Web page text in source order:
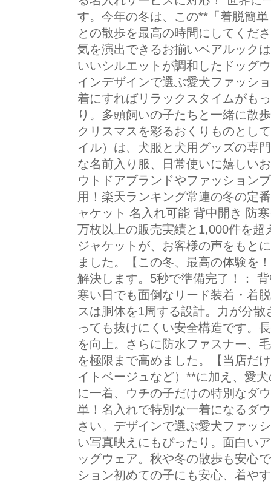
す。今年の冬は、この**「着脱簡
との散歩を最高の時間にしてくだ
気を演出できるお揃いペアルック
いいシルエットが調和したドッグ
インデザインで選ぶ愛犬ファッシ
着にすればリラックスタイムがも
り。多頭飼いの子たちと一緒に散
クリスマスを彩るおくりものとし
イル）は、犬服と犬用グッズの専
な名前入り服、日常使いに嬉しい
ウトドアブランドやファッション
用！楽天ランキング常連の冬の定
ャケット 名入れ可能 背中開き 防
万枚以上の販売実績と1,000件を
ジャケットが、お客様の声をもと
ました。【この冬、最高の体験を
解決します。5秒で準備完了！：
寒い日でも面倒なリード装着・着
スは胴体を1周する設計。力が分
っても抜けにくい安全構造です。
を向上。さらに防水ファスナー、
を極限まで高めました。【当店だ
イトベージュなど）**に加え、愛
に一着、ウチの子だけの特別なダ
単！名入れで特別な一着になるダ
さい。デザインで選ぶ愛犬ファッ
い写真映えにもぴったり。面白い
ッグウェア。秋や冬の散歩も安心
ション初めての子にも安心、着や